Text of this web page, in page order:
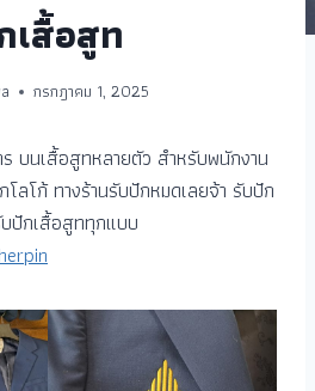
เสื้อสูท
กรกฎาคม 1, 2025
บนเสื้อสูทหลายตัว สำหรับพนักงาน
ลโก้ ทางร้านรับปักหมดเลยจ้า รับปัก
ปักเสื้อสูททุกแบบ